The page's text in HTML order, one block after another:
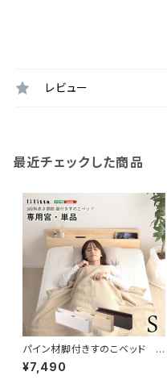
レビュー
最近チェックした商品
パイン材脚付きすのこベッド リ
リッタ専用宮単品(シングル用)
MP-01S
¥7,490